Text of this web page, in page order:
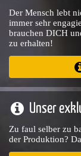
Der Mensch lebt
immer sehr
brauchen DICH
zu erhalten!
Unser
Zu faul selber zu
der Produktion?